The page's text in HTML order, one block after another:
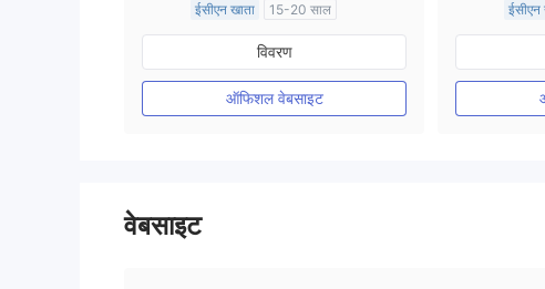
ईसीएन खाता
15-20 साल
ऑस्ट्रेलिया विनियमन
मार्केट मेकिंग (एमएम)
मुख्य-लेबल MT4
विवरण
ऑफिशल वेबसाइट
ईसीएन
मुख्य-
वेबसाइट